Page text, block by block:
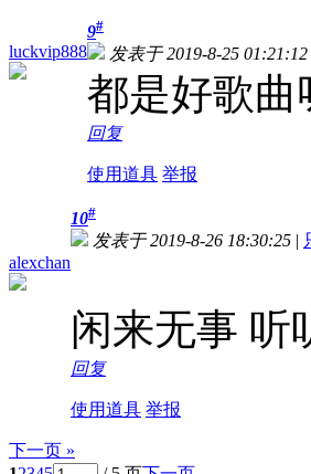
luckvip888
9#
发表于 2019-8-25 01:21:12
都是好歌曲
回复
使用道具 举报
alexchan
10#
发表于 2019-8-26 18:30:25 |
闲来无事 听
回复
使用道具 举报
下一页 »